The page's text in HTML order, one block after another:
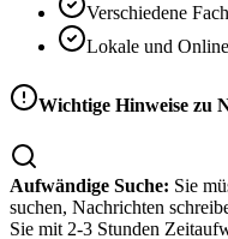
Verschiedene
Lokale und
Wichtige Hinweise zu
Aufwändige Suche: Sie
suchen, Nachrichten
Sie mit 2-3 Stunden